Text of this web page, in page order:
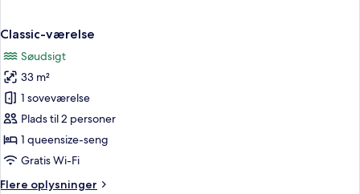
Classic-værelse
Søudsigt
33 m²
1 soveværelse
Plads til 2 personer
1 queensize-seng
Gratis Wi-Fi
Flere oplysninger
Flere